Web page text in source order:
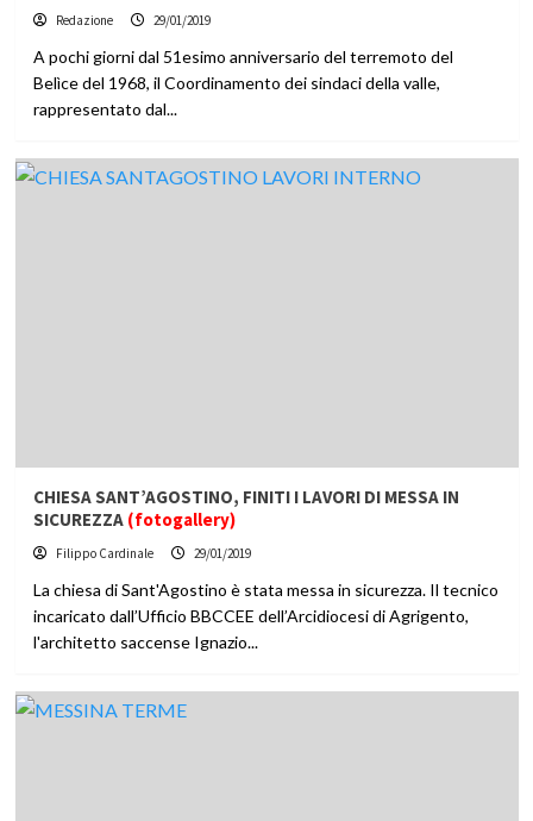
Redazione 29/01/2019
A pochi giorni dal 51esimo anniversario del terremoto del
Belìce del 1968, il Coordinamento dei sindaci della valle,
rappresentato dal...
CHIESA SANT’AGOSTINO, FINITI I LAVORI DI MESSA IN
SICUREZZA (fotogallery)
Filippo Cardinale 29/01/2019
La chiesa di Sant'Agostino è stata messa in sicurezza. Il tecnico
incaricato dall’Ufficio BBCCEE dell’Arcidiocesi di Agrigento,
l'architetto saccense Ignazio...